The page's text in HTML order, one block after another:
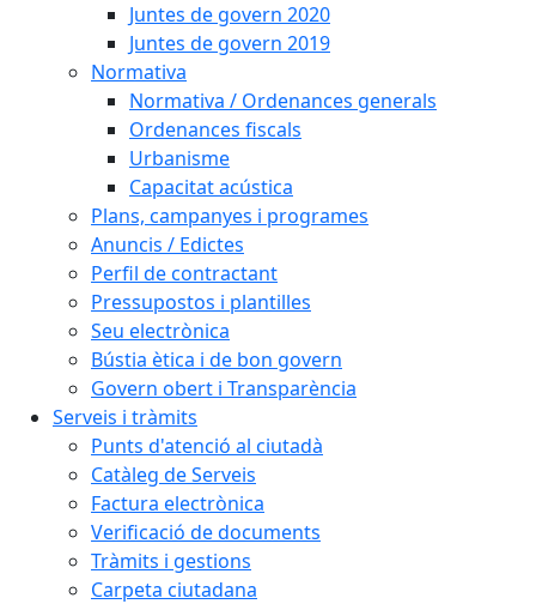
Juntes de govern 2020
Juntes de govern 2019
Normativa
Normativa / Ordenances generals
Ordenances fiscals
Urbanisme
Capacitat acústica
Plans, campanyes i programes
Anuncis / Edictes
Perfil de contractant
Pressupostos i plantilles
Seu electrònica
Bústia ètica i de bon govern
Govern obert i Transparència
Serveis i tràmits
Punts d'atenció al ciutadà
Catàleg de Serveis
Factura electrònica
Verificació de documents
Tràmits i gestions
Carpeta ciutadana